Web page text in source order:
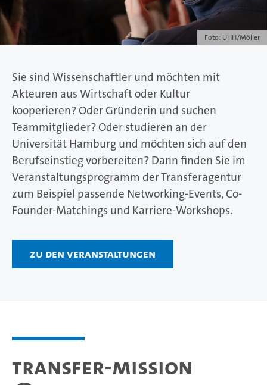
Foto: UHH/Möller
Sie sind Wissenschaftler und möchten mit
Akteuren aus Wirtschaft oder Kultur
kooperieren? Oder Gründerin und suchen
Teammitglieder? Oder studieren an der
Universität Hamburg und möchten sich auf den
Berufseinstieg vorbereiten? Dann finden Sie im
Veranstaltungsprogramm der Transferagentur
zum Beispiel passende Networking-Events, Co-
Founder-Matchings und Karriere-Workshops.
Zu den Veranstaltungen
Transfer-Mission